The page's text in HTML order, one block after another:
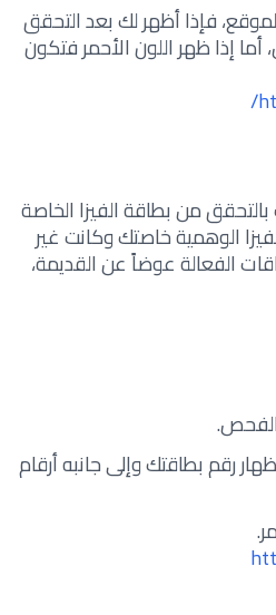
فإذا أظهر لك بعد التحقق
أما إذا ظهر اللون الأحمر فتكون
من بطاقة الفيزا الخاصة
الوهمية خاصتك وكانت غير
الفعالة عوضاً عن القديمة،
رقم بطاقتك وإلى جانبه أرقام